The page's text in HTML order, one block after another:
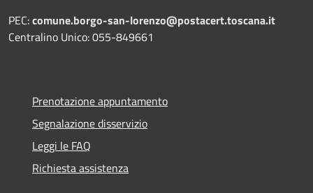
PEC:comune.borgo-san-lorenzo@postacert.toscana.it
Centralino Unico: 055-849661
Prenotazione appuntamento
Segnalazione disservizio
Leggi le FAQ
Richiesta assistenza